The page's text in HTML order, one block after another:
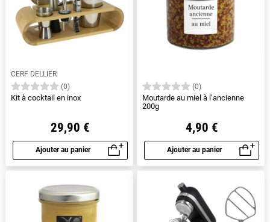
CERF DELLIER
(0)
Kit à cocktail en inox
29,90 €
Ajouter au panier
Aperçu rapide
(0)
Moutarde au miel à l’ancienne
200g
4,90 €
Ajouter au panier
Aperçu rapide